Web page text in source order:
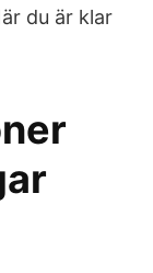
du är klar